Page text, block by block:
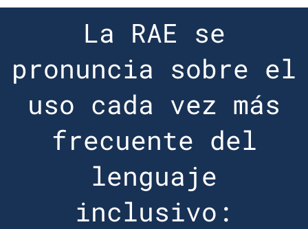
La RAE se
pronuncia sobre el
uso cada vez más
frecuente del
lenguaje
inclusivo: